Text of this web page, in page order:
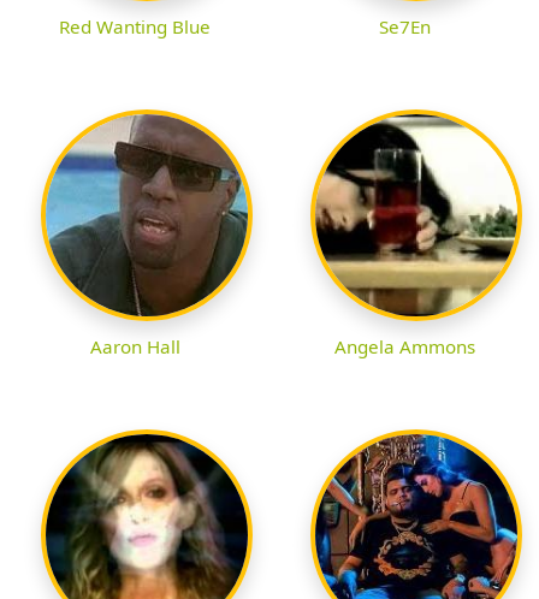
Red Wanting Blue Se7En
Aaron Hall Angela Ammons